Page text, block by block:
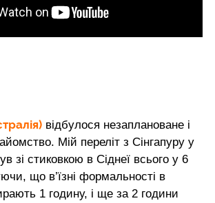
відбулося незаплановане і
Мій переліт з Сінгапуру у
зі стиковкою в Сіднеї всього у 6
що в’їзні формальності в
1 годину, і ще за 2 години